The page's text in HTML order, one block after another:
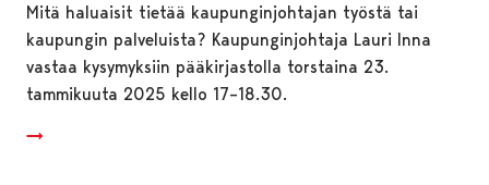
Mitä haluaisit tietää kaupunginjohtajan työstä tai
kaupungin palveluista? Kaupunginjohtaja Lauri Inna
vastaa kysymyksiin pääkirjastolla torstaina 23.
tammikuuta 2025 kello 17–18.30.